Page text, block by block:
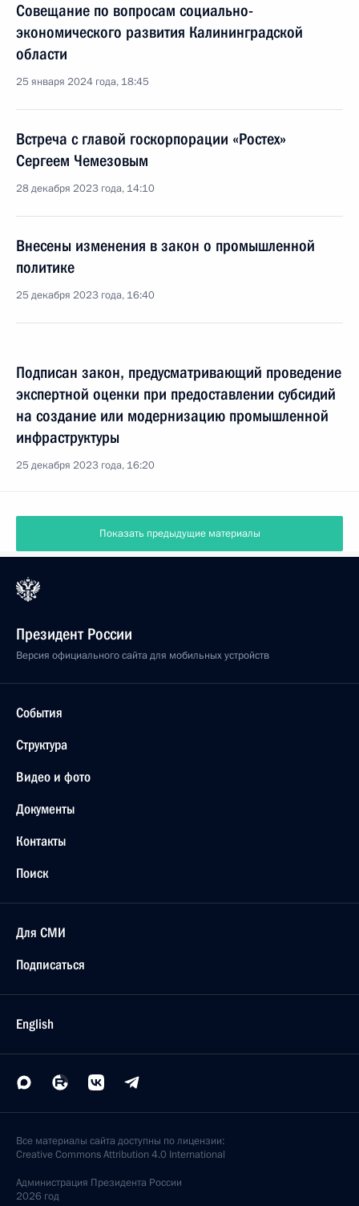
Совещание по вопросам социально-
экономического развития Калининградской
области
25 января 2024 года, 18:45
Встреча с главой госкорпорации «Ростех»
Сергеем Чемезовым
28 декабря 2023 года, 14:10
Внесены изменения в закон о промышленной
политике
25 декабря 2023 года, 16:40
Подписан закон, предусматривающий проведение
экспертной оценки при предоставлении субсидий
на создание или модернизацию промышленной
инфраструктуры
25 декабря 2023 года, 16:20
Показать предыдущие материалы
Президент России
Версия официального сайта для мобильных устройств
События
Структура
Видео и фото
Документы
Контакты
Поиск
Для СМИ
Подписаться
English
Все материалы сайта доступны по лицензии:
Creative Commons Attribution 4.0 International
Администрация Президента России
2026 год